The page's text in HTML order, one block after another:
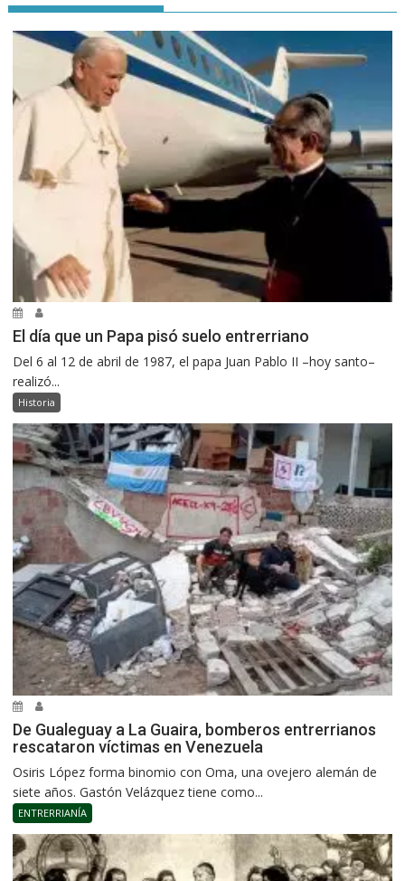
El día que un Papa pisó suelo entrerriano
Del 6 al 12 de abril de 1987, el papa Juan Pablo II –hoy santo–
realizó...
Historia
De Gualeguay a La Guaira, bomberos entrerrianos
rescataron víctimas en Venezuela
Osiris López forma binomio con Oma, una ovejero alemán de
siete años. Gastón Velázquez tiene como...
ENTRERRIANÍA